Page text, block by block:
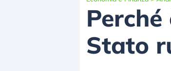
Stato